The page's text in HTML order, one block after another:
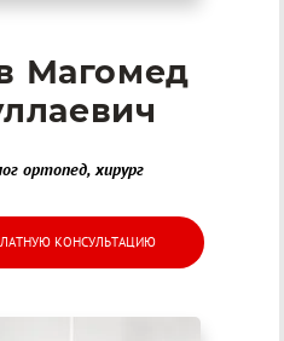
Магомед
ортопед, хирург
КОНСУЛЬТАЦИЮ